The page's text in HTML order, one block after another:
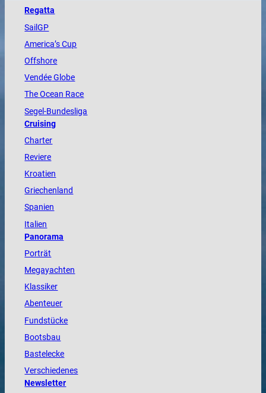
Regatta
SailGP
America’s Cup
Offshore
VendéeGlobe
TheOcean Race
Segel-Bundesliga
Cruising
Charter
Reviere
Kroatien
Griechenland
Spanien
Italien
Panorama
Porträt
Megayachten
Klassiker
Abenteuer
Fundstücke
Bootsbau
Bastelecke
Verschiedenes
Newsletter